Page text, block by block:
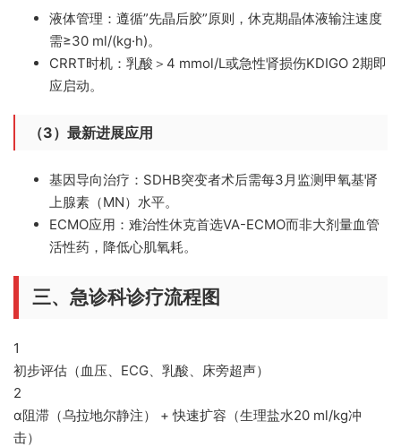
液体管理： 遵循”先晶后胶”原则，休克期晶体液输注速度
需≥30 ml/(kg·h)。
CRRT时机： 乳酸＞4 mmol/L或急性肾损伤KDIGO 2期即
应启动。
（3）最新进展应用
基因导向治疗： SDHB突变者术后需每3月监测甲氧基肾
上腺素（MN）水平。
ECMO应用： 难治性休克首选VA-ECMO而非大剂量血管
活性药，降低心肌氧耗。
三、急诊科诊疗流程图
1
初步评估（血压、ECG、乳酸、床旁超声）
2
α阻滞（乌拉地尔静注） + 快速扩容（生理盐水20 ml/kg冲
击）